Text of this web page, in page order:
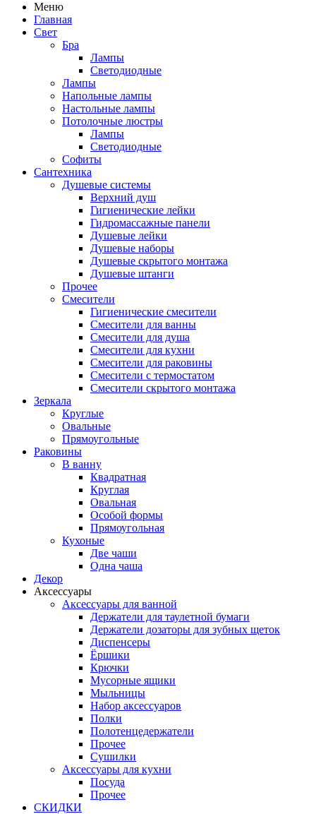
Меню
Главная
Свет
Бра
Лампы
Светодиодные
Лампы
Напольные лампы
Настольные лампы
Потолочные люстры
Лампы
Светодиодные
Софиты
Сантехника
Душевые системы
Верхний душ
Гигиенические лейки
Гидромассажные панели
Душевые лейки
Душевые наборы
Душевые скрытого монтажа
Душевые штанги
Прочее
Смесители
Гигиенические смесители
Смесители для ванны
Смесители для душа
Смесители для кухни
Смесители для раковины
Смесители с термостатом
Смесители скрытого монтажа
Зеркала
Круглые
Овальные
Прямоугольные
Раковины
В ванну
Квадратная
Круглая
Овальная
Особой формы
Прямоугольная
Кухоные
Две чаши
Одна чаша
Декор
Аксессуары
Аксессуары для ванной
Держатели для таулетной бумаги
Держатели дозаторы для зубных щеток
Диспенсеры
Ёршики
Крючки
Мусорные ящики
Мыльницы
Набор аксессуаров
Полки
Полотенцедержатели
Прочее
Сушилки
Аксессуары для кухни
Посуда
Прочее
СКИДКИ